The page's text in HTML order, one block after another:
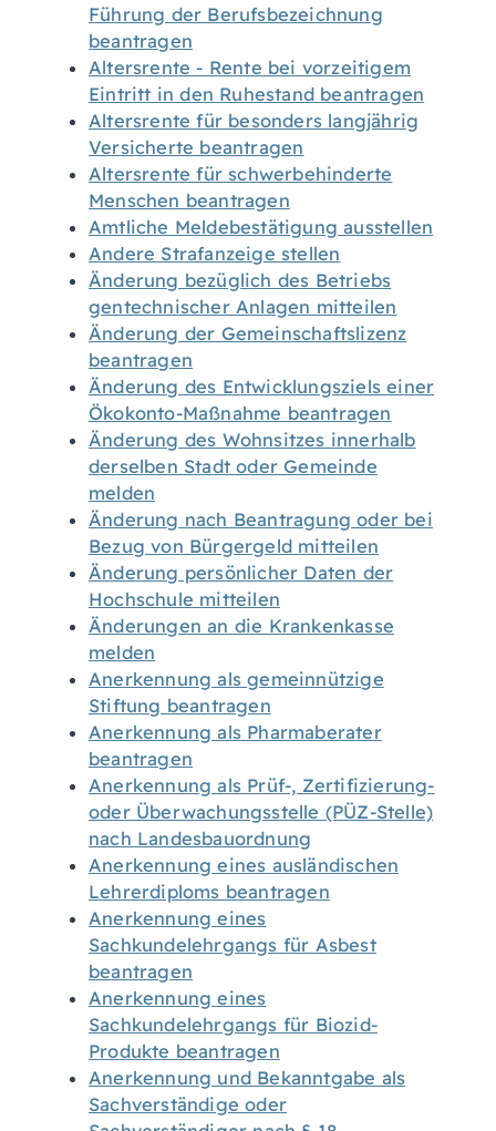
Führung der Berufsbezeichnung
beantragen
Altersrente - Rente bei vorzeitigem
Eintritt in den Ruhestand beantragen
Altersrente für besonders langjährig
Versicherte beantragen
Altersrente für schwerbehinderte
Menschen beantragen
Amtliche Meldebestätigung ausstellen
Andere Strafanzeige stellen
Änderung bezüglich des Betriebs
gentechnischer Anlagen mitteilen
Änderung der Gemeinschaftslizenz
beantragen
Änderung des Entwicklungsziels einer
Ökokonto-Maßnahme beantragen
Änderung des Wohnsitzes innerhalb
derselben Stadt oder Gemeinde
melden
Änderung nach Beantragung oder bei
Bezug von Bürgergeld mitteilen
Änderung persönlicher Daten der
Hochschule mitteilen
Änderungen an die Krankenkasse
melden
Anerkennung als gemeinnützige
Stiftung beantragen
Anerkennung als Pharmaberater
beantragen
Anerkennung als Prüf-, Zertifizierung-
oder Überwachungsstelle (PÜZ-Stelle)
nach Landesbauordnung
Anerkennung eines ausländischen
Lehrerdiploms beantragen
Anerkennung eines
Sachkundelehrgangs für Asbest
beantragen
Anerkennung eines
Sachkundelehrgangs für Biozid-
Produkte beantragen
Anerkennung und Bekanntgabe als
Sachverständige oder